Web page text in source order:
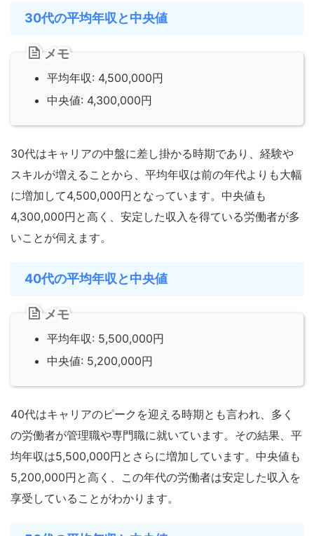
30代の平均年収と中央値
メモ
平均年収: 4,500,000円
中央値: 4,300,000円
30代はキャリアの中盤に差し掛かる時期であり、経験や
スキルが増えることから、平均年収は前の年代よりも大幅
に増加して4,500,000円となっています。中央値も
4,300,000円と高く、安定した収入を得ている労働者が多
いことが伺えます。
40代の平均年収と中央値
メモ
平均年収: 5,500,000円
中央値: 5,200,000円
40代はキャリアのピークを迎える時期とも言われ、多く
の労働者が管理職や専門職に就いています。その結果、平
均年収は5,500,000円とさらに増加しています。中央値も
5,200,000円と高く、この年代の労働者は安定した収入を
享受していることがわかります。